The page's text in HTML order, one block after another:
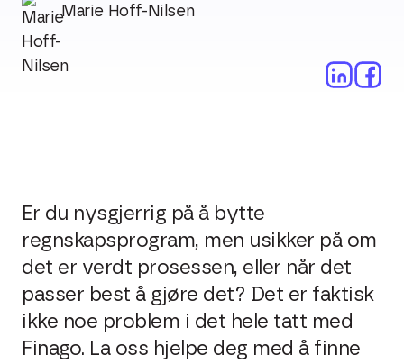
Marie Hoff-Nilsen
Er du nysgjerrig på å bytte
regnskapsprogram, men usikker på om
det er verdt prosessen, eller når det
passer best å gjøre det? Det er faktisk
ikke noe problem i det hele tatt med
Finago. La oss hjelpe deg med å finne